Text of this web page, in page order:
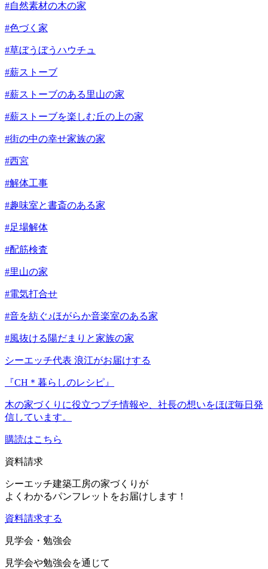
#自然素材の木の家
#色づく家
#草ぼうぼうハウチュ
#薪ストーブ
#薪ストーブのある里山の家
#薪ストーブを楽しむ丘の上の家
#街の中の幸せ家族の家
#西宮
#解体工事
#趣味室と書斎のある家
#足場解体
#配筋検査
#里山の家
#電気打合せ
#音を紡ぐ♪ほがらか音楽室のある家
#風抜ける陽だまりと家族の家
シーエッチ代表 浪江がお届けする
『CH＊暮らしのレシピ』
木の家づくりに役立つプチ情報や、社長の想いをほぼ毎日発
信しています。
購読はこちら
資料請求
シーエッチ建築工房の家づくりが
よくわかるパンフレットをお届けします！
資料請求する
見学会・勉強会
見学会や勉強会を通じて